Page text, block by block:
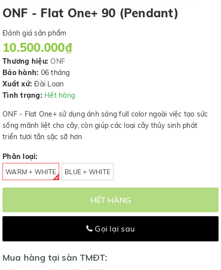
ONF - Flat One+ 90 (Pendant)
Đánh giá sản phẩm
10.500.000₫
Thương hiệu: ONF
Bảo hành: 06 tháng
Xuất xứ: Đài Loan
Tình trạng: Hết hàng
ONF - Flat One+ sử dụng ánh sáng full color ngoài việc tạo sức
sống mãnh liệt cho cây, còn giúp các loại cây thủy sinh phát
triển tươi tắn sặc sỡ hơn
Phân loại:
WARM + WHITE BLUE + WHITE
HẾT HÀNG
Gọi lại sau
Mua hàng tại sàn TMĐT: